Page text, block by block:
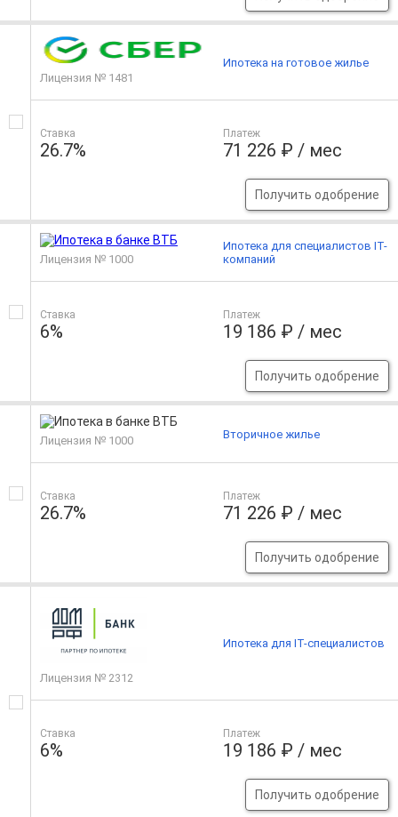
Лицензия № 1481
Ставка
26.7%
Платеж
71 226 ₽ / мес
Получить одобрение
Ипотека на готовое жилье
Лицензия № 1000
Ставка
6%
Платеж
19 186 ₽ / мес
Получить одобрение
Ипотека для специалистов IT-
компаний
Лицензия № 1000
Ставка
26.7%
Платеж
71 226 ₽ / мес
Получить одобрение
Вторичное жилье
Лицензия № 2312
Ставка
6%
Платеж
19 186 ₽ / мес
Получить одобрение
Ипотека для IT-специалистов